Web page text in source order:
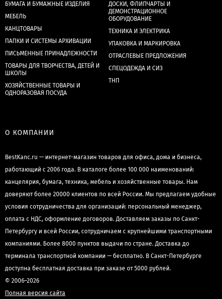
БУМАГА И БУМАЖНЫЕ ИЗДЕЛИЯ
МЕБЕЛЬ
КАНЦТОВАРЫ
ПАПКИ И СИСТЕМЫ АРХИВАЦИИ
ПИСЬМЕННЫЕ ПРИНАДЛЕЖНОСТИ
ТОВАРЫ ДЛЯ ТВОРЧЕСТВА, ДЕТЕЙ И
ШКОЛЫ
ХОЗЯЙСТВЕННЫЕ ТОВАРЫ И
ОДНОРАЗОВАЯ ПОСУДА
ДОСКИ, ФЛИПЧАРТЫ И
ДЕМОНСТРАЦИОННОЕ
ОБОРУДОВАНИЕ
ТЕХНИКА И ЭЛЕКТРИКА
УПАКОВКА И МАРКИРОВКА
ОТРАСЛЕВЫЕ ПРЕДЛОЖЕНИЯ
СПЕЦОДЕЖДА И СИЗ
ТНП
О КОМПАНИИ
BestKanc.ru — интернет-магазин товаров для офиса, дома и бизнеса,
работающий с 2006 года. В каталоге более 100 000 наименований:
канцелярия, бумага, техника, мебель и хозяйственные товары. Нам
доверяют более 20000 клиентов по всей России. Мы предлагаем удобные
условия сотрудничества для организаций: персональный менеджер,
оплата с НДС, оформление договоров. Доставляем заказы по Санкт-
Петербургу и всей России, сотрудничаем с крупнейшими транспортными
компаниями. Более 8000 пунктов выдачи по стране. Доставка до
терминала транспортной компании — бесплатно. В Санкт-Петербурге
доступна бесплатная доставка при заказе от 5000 рублей.
© 2006–2026
Полная версия сайта